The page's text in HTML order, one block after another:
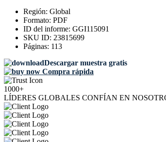
Región: Global
Formato: PDF
ID del informe: GGI115091
SKU ID: 23815699
Páginas: 113
Descargar muestra gratis
Compra rápida
1000+
LÍDERES GLOBALES CONFÍAN EN